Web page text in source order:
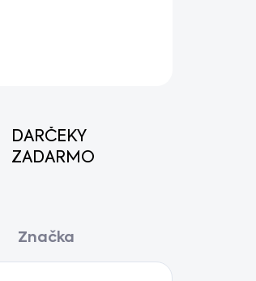
DARČEKY
ZADARMO
Značka